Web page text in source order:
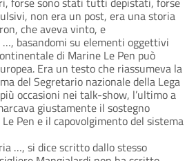
non era un post, era una storia
che aveva vinto, e
basandomi su elementi oggettivi
di Marine Le Pen può
Era un testo che riassumeva la
del Segretario nazionale della Lega
occasioni nei talk-show, l’ultimo a
giustamente il sostegno
Pen e il capovolgimento del sistema
…, si dice scritto dallo stesso